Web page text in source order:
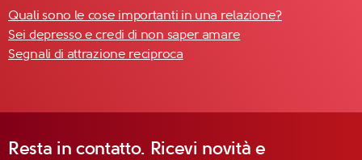
Quali sono le cose importanti in una relazione?
Sei depresso e credi di non saper amare
Segnali di attrazione reciproca
Resta in contatto. Ricevi novità e